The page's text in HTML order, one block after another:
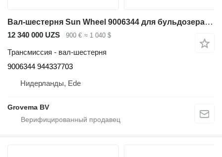
Вал-шестерня Sun Wheel 9006344 для бульдозера Liebherr PR754 / PR752 / RL52 / LU1050 C / LU1050 J / RL64
12 340 000 UZS 900 € ≈ 1 040 $
Трансмиссия - вал-шестерня
9006344 944337703
Нидерланды, Ede
Grovema BV